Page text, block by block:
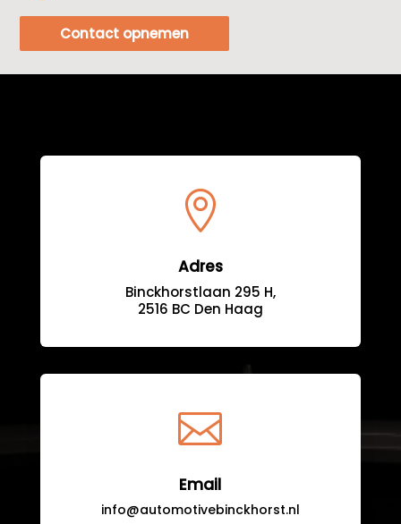
Contact opnemen

Adres
Binckhorstlaan 295 H,
2516 BC Den Haag

Email
info@automotivebinckhorst.nl